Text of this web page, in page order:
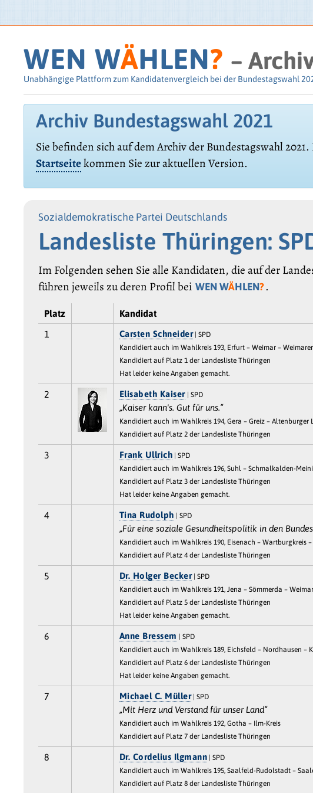
WEN WÄHLEN? –
Unabhängige Plattform zum Kandidatenvergleich bei der Bundestagswahl
Archiv Bundestagswahl 2021
Sie befinden sich auf dem Archiv der Bundestagswahl
Startseitekommen Sie zur aktuellen Version.
Sozialdemokratische Partei Deutschlands
Landesliste Thüringen:
Im Folgenden sehen Sie alle Kandidaten, die auf der
führen jeweils zu deren Profil bei WEN WÄHLEN?.
Platz
Kandidat
1
Carsten Schneider| SPD
Kandidiert auch im Wahlkreis 193, Erfurt – Weimar –
Kandidiert auf Platz 1 der Landesliste Thüringen
Hat leider keine Angaben gemacht.
2 Elisabeth Kaiser| SPD
„Kaiser kann's. Gut für uns.“
Kandidiert auch im Wahlkreis 194, Gera – Greiz – Altenburger
Kandidiert auf Platz 2 der Landesliste Thüringen
3 Frank Ullrich | SPD
Kandidiert auch im Wahlkreis 196, Suhl – Schmalkalden-
Kandidiert auf Platz 3 der Landesliste Thüringen
Hat leider keine Angaben gemacht.
4 Tina Rudolph | SPD
„Für eine soziale Gesundheitspolitik in den
Kandidiert auch im Wahlkreis 190, Eisenach – Wartburgkreis
Kandidiert auf Platz 4 der Landesliste Thüringen
5 Dr. Holger Becker| SPD
Kandidiert auch im Wahlkreis 191, Jena – Sömmerda –
Kandidiert auf Platz 5 der Landesliste Thüringen
Hat leider keine Angaben gemacht.
6 Anne Bressem
| SPD
Kandidiert auch im Wahlkreis 189, Eichsfeld – Nordhausen –
Kandidiert auf Platz 6 der Landesliste Thüringen
Hat leider keine Angaben gemacht.
7 Michael C. Müller| SPD
„Mit Herz und Verstand für unser Land“
Kandidiert auch im Wahlkreis 192, Gotha – Ilm-Kreis
Kandidiert auf Platz 7 der Landesliste Thüringen
8 Dr. Cordelius Ilgmann | SPD
Kandidiert auch im Wahlkreis 195, Saalfeld-Rudolstadt –
Kandidiert auf Platz 8 der Landesliste Thüringen